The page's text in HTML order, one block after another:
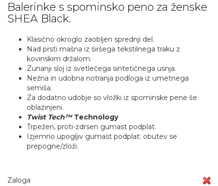
Balerinke s spominsko peno za ženske
SHEA Black.
Klasično okroglo zaobljen sprednji del.
Nad prsti mašna iz širšega tekstilnega traku z
kovinskim držalom.
Zunanji sloj iz svetlečega sintetičnega usnja.
Nežna in udobna notranja podloga iz umetnega
semiša.
Za dodatno udobje so vložki iz spominske pene še
oblazinjeni.
Twist Tech™Technology
Trpežen, proti-zdrsen gumast podplat.
Izjemno upogljiv gumast podplat: obutev se
prepogne/zloži.
Zaloga